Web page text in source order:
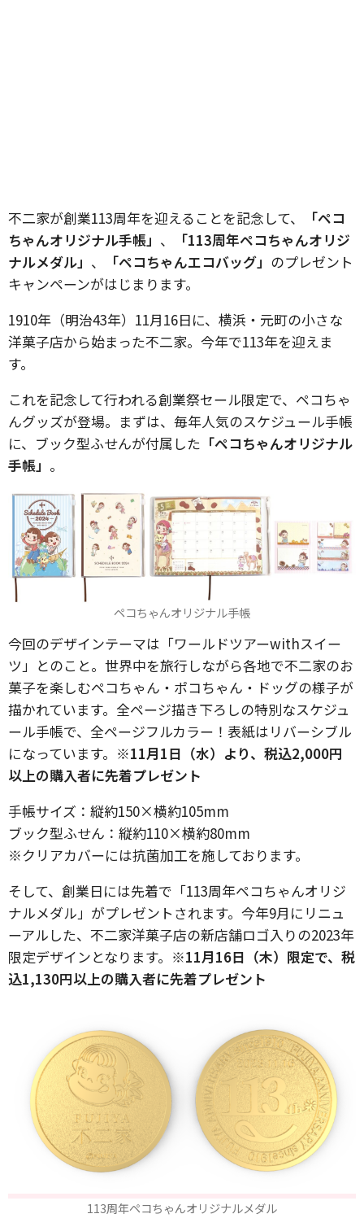
不二家が創業113周年を迎えることを記念して、
「ペコ
ちゃんオリジナル手帳」 、
「113周年ペコちゃんオリジ
ナルメダル」 、 「ペコちゃんエコバッグ」 のプレゼント
キャンペーンがはじまります。
1910年（明治43年）11月16日に、横浜・元町の小さな
洋菓子店から始まった不二家。今年で113年を迎えま
す。
これを記念して行われる創業祭セール限定で、ペコちゃ
んグッズが登場。まずは、毎年人気のスケジュール手帳
に、ブック型ふせんが付属した 「ペコちゃんオリジナル
手帳」 。
ペコちゃんオリジナル手帳
今回のデザインテーマは「ワールドツアーwithスイー
ツ」とのこと。世界中を旅行しながら各地で不二家のお
菓子を楽しむペコちゃん・ポコちゃん・ドッグの様子が
描かれています。全ページ描き下ろしの特別なスケジュ
ール手帳で、全ページフルカラー！表紙はリバーシブル
になっています。 ※11月1日（水）より、税込2,000円
以上の購入者に先着プレゼント
手帳サイズ：縦約150×横約105mm
ブック型ふせん：縦約110×横約80mm
※クリアカバーには抗菌加工を施しております。
そして、創業日には先着で「113周年ペコちゃんオリジ
ナルメダル」がプレゼントされます。今年9月にリニュ
ーアルした、不二家洋菓子店の新店舗ロゴ入りの2023年
限定デザインとなります。 ※11月16日（木）限定で、税
込1,130円以上の購入者に先着プレゼント
113周年ペコちゃんオリジナルメダル